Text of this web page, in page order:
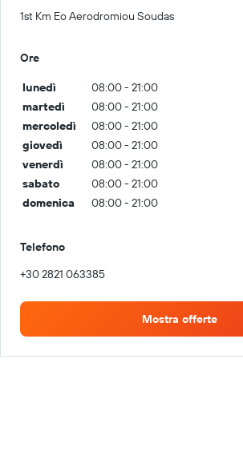
1st Km Eo Aerodromiou Soudas
Ore
lunedì
08:00 - 21:00
martedì
08:00 - 21:00
mercoledì
08:00 - 21:00
giovedì
08:00 - 21:00
venerdì
08:00 - 21:00
sabato
08:00 - 21:00
domenica
08:00 - 21:00
Telefono
+30 2821 063385
Mostra offerte